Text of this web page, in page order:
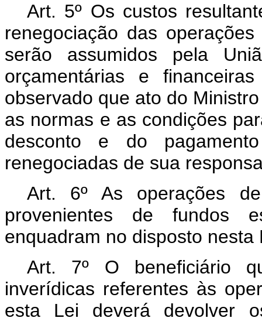
Art. 5º Os custos
renegociação das
serão assumidos pela
orçamentárias e
observado que ato do
as normas e as condições
desconto e do
renegociadas de sua
Art. 6º As operações
provenientes de fundos
enquadram no disposto nesta
Art. 7º O beneficiário
inverídicas referentes às
esta Lei deverá devolver